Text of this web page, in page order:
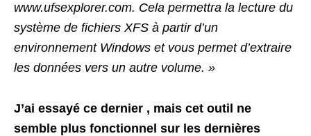
www.ufsexplorer.com. Cela permettra la lecture du
système de fichiers XFS à partir d’un
environnement Windows et vous permet d’extraire
les données vers un autre volume. »
J’ai essayé ce dernier , mais cet outil ne
semble plus fonctionnel sur les dernières